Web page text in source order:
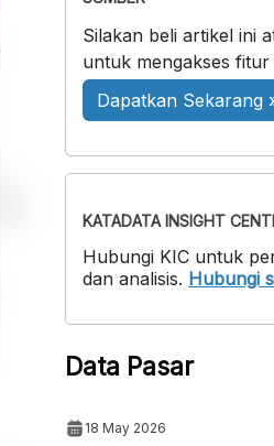
Silakan beli artikel ini
untuk mengakses fitur
Dapatkan Sekarang
KATADATA INSIGHT
Hubungi KIC untuk
dan analisis. Hubungi
Data Pasar
18 May 2026